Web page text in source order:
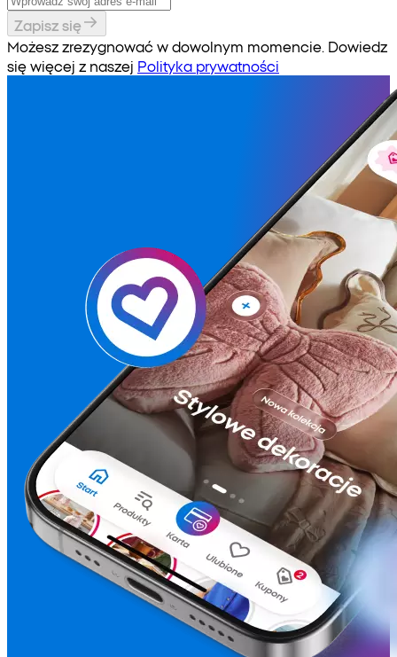
Zapisz się
Możesz zrezygnować w dowolnym momencie. Dowiedz
się więcej z naszej Polityka prywatności